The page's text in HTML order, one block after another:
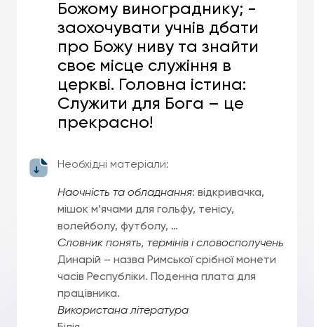
Божому винограднику; -
заохочувати учнів дбати
про Божу ниву та знайти
своє місце служіння в
церкві. Головна істина:
Служити для Бога – це
прекрасно!
Необхідні матеріали:
Наочність та обладнання: відкривачка,
мішок м’ячами для гольфу, тенісу,
волейболу, футболу, …
Словник понять, термінів і словосполучень
Динарій – назва Римської срібної монети
часів Республіки. Поденна плата для
працівника.
Використана література